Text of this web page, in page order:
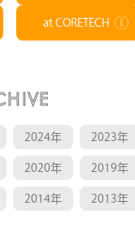
at CORETECH
2024年 2023年
2020年 2019年
2014年 2013年